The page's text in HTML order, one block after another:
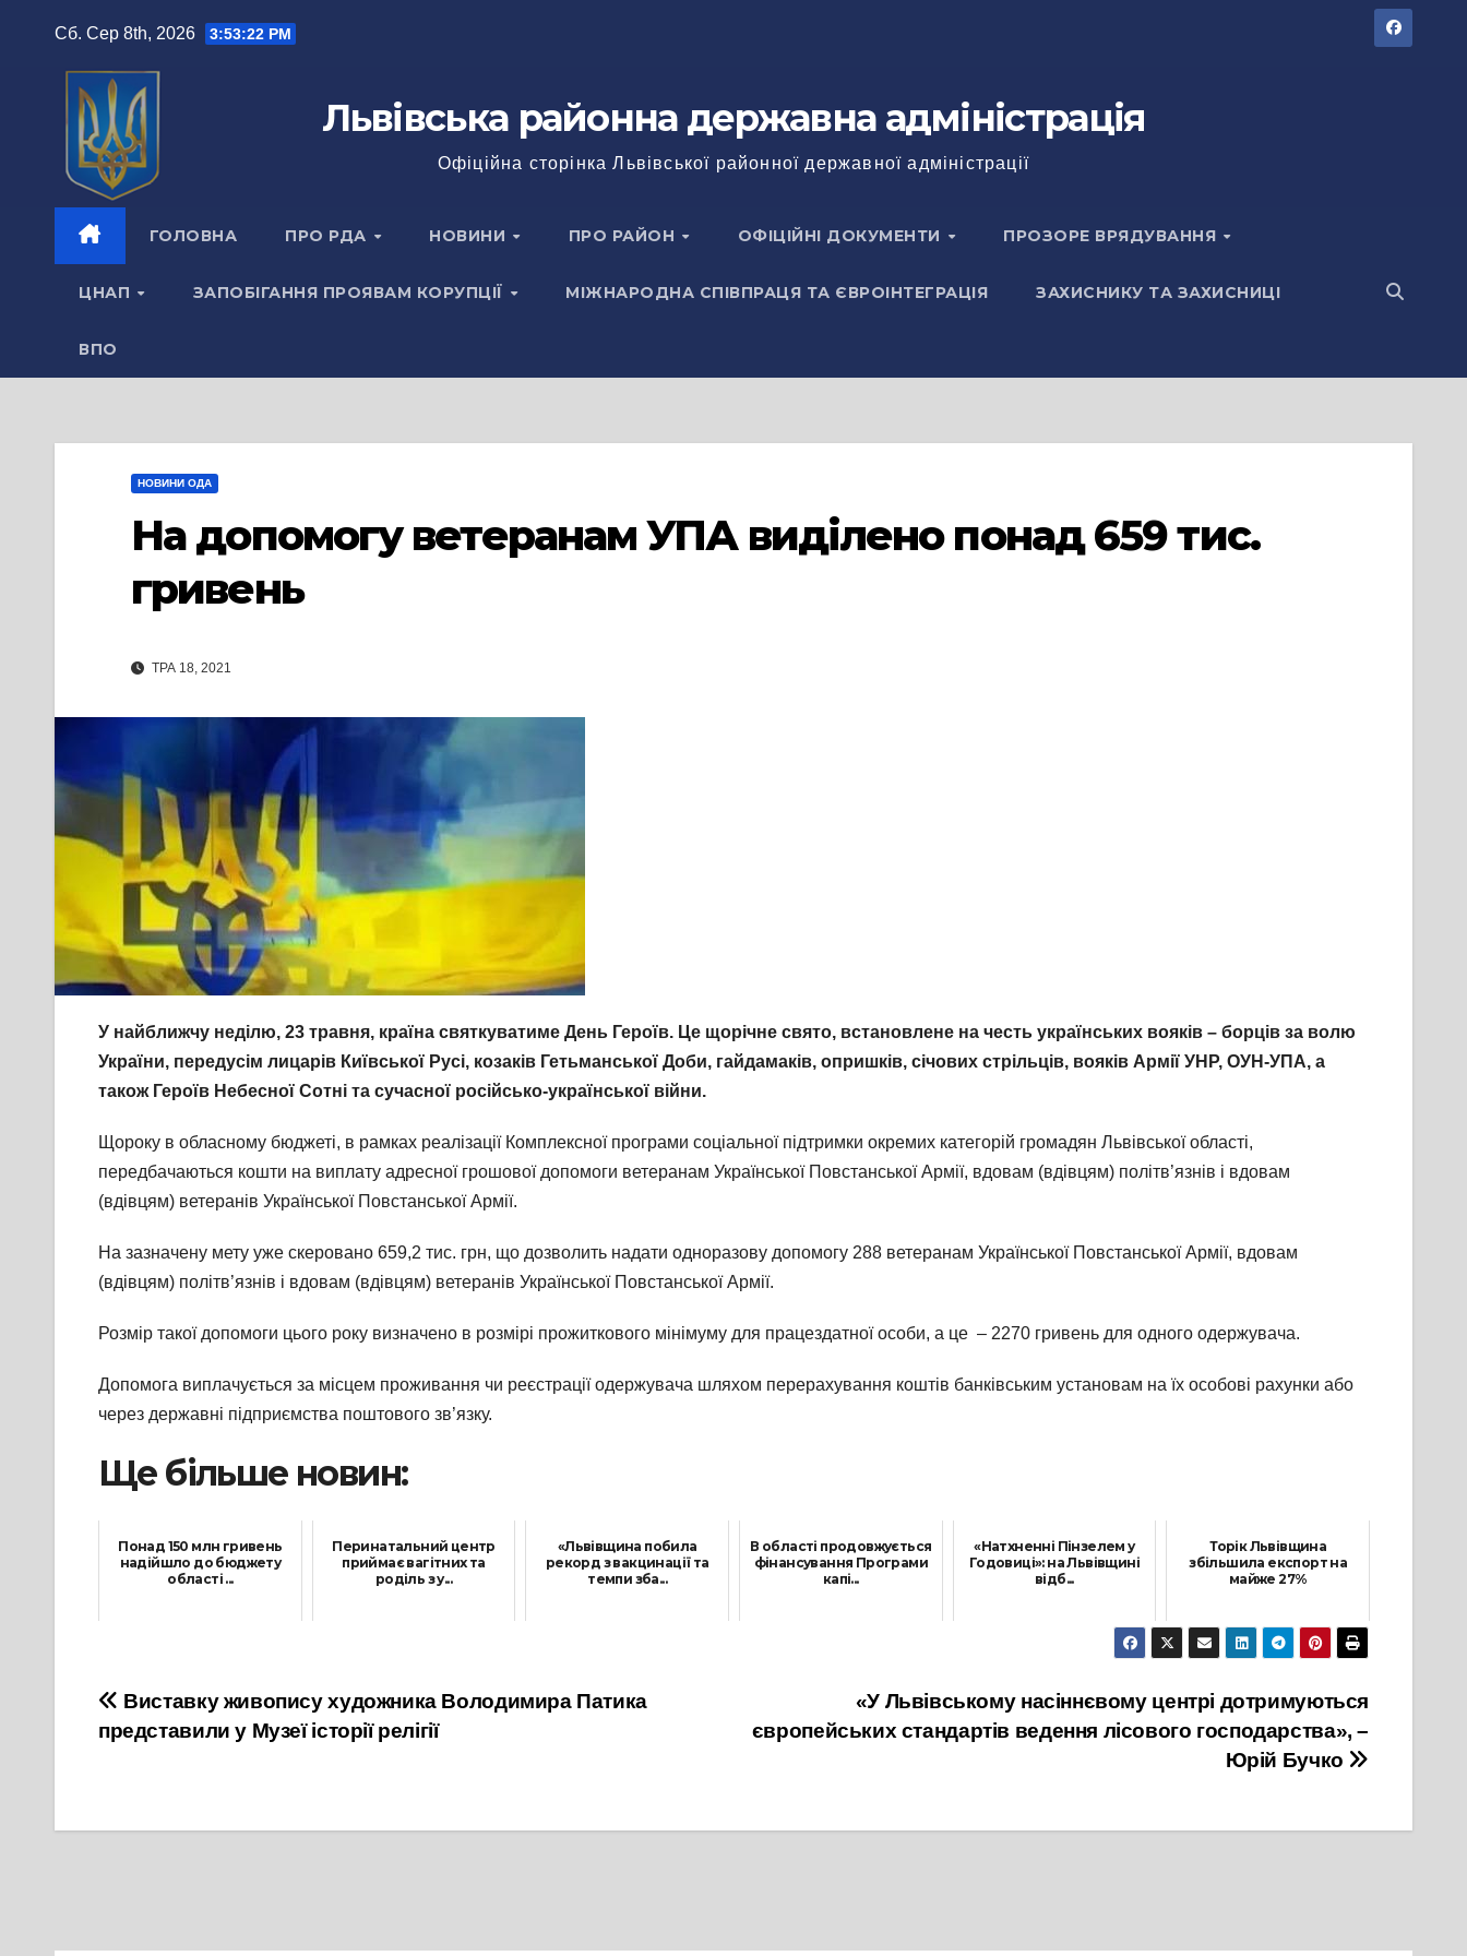
Сб. Сер 8th, 2026 3:53:22 PM
Львівська районна державна адміністрація
Офіційна сторінка Львівської районної державної адміністрації
ГОЛОВНА ПРО РДА НОВИНИ ПРО РАЙОН ОФІЦІЙНІ ДОКУМЕНТИ ПРОЗОРЕ ВРЯДУВАННЯ
ЦНАП ЗАПОБІГАННЯ ПРОЯВАМ КОРУПЦІЇ МІЖНАРОДНА СПІВПРАЦЯ ТА ЄВРОІНТЕГРАЦІЯ ЗАХИСНИКУ ТА ЗАХИСНИЦІ
ВПО
НОВИНИ ОДА
На допомогу ветеранам УПА виділено понад 659 тис.
гривень
ТРА 18, 2021
У найближчу неділю, 23 травня, країна святкуватиме День Героїв. Це щорічне свято, встановлене на честь українських вояків – борців за волю
України, передусім лицарів Київської Русі, козаків Гетьманської Доби, гайдамаків, опришків, січових стрільців, вояків Армії УНР, ОУН-УПА, а
також Героїв Небесної Сотні та сучасної російсько-української війни.
Щороку в обласному бюджеті, в рамках реалізації Комплексної програми соціальної підтримки окремих категорій громадян Львівської області,
передбачаються кошти на виплату адресної грошової допомоги ветеранам Української Повстанської Армії, вдовам (вдівцям) політв’язнів і вдовам
(вдівцям) ветеранів Української Повстанської Армії.
На зазначену мету уже скеровано 659,2 тис. грн, що дозволить надати одноразову допомогу 288 ветеранам Української Повстанської Армії, вдовам
(вдівцям) політв’язнів і вдовам (вдівцям) ветеранів Української Повстанської Армії.
Розмір такої допомоги цього року визначено в розмірі прожиткового мінімуму для працездатної особи, а це – 2270 гривень для одного одержувача.
Допомога виплачується за місцем проживання чи реєстрації одержувача шляхом перерахування коштів банківським установам на їх особові рахунки або
через державні підприємства поштового зв’язку.
Ще більше новин:
Понад 150 млн гривень
надійшло до бюджету
області ...
Перинатальний центр
приймає вагітних та
роділь з у...
«Львівщина побила
рекорд з вакцинації та
темпи зба...
В області продовжується
фінансування Програми
капі...
«Натхненні Пінзелем у
Годовиці»: на Львівщині
відб...
Торік Львівщина
збільшила експорт на
майже 27%
5 Січня, 2022
Навігація
записів
«У Львівському насіннєвому центрі дотримуються
європейських стандартів ведення лісового господарства», –
Юрій Бучко
Виставку живопису художника Володимира Патика
представили у Музеї історії релігії